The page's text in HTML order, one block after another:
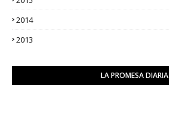
2014
2013
LA PROMESA DIARIA